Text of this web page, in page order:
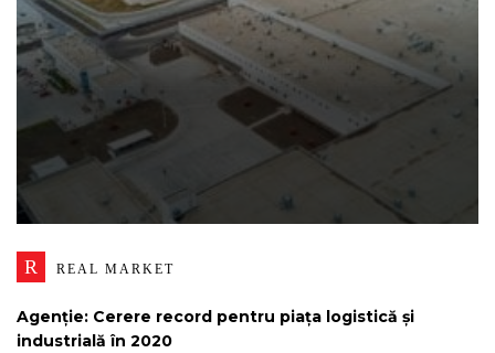
R REAL MARKET
Agenție: Cerere record pentru piața logistică și
industrială în 2020